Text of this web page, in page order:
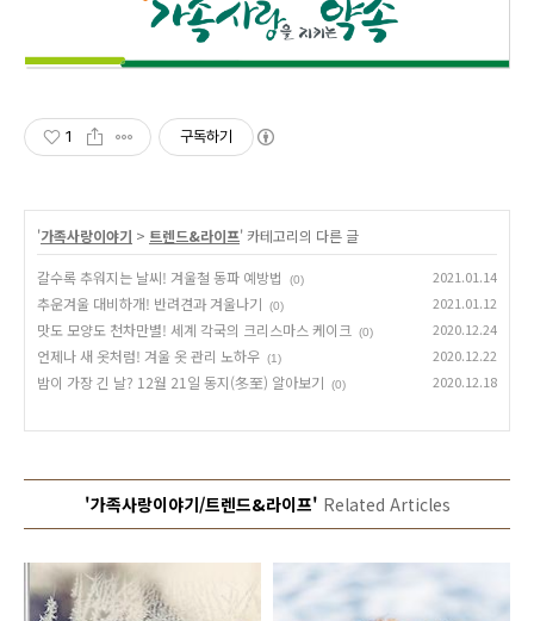
1 구독하기
'가족사랑이야기 > 트렌드&라이프' 카테고리의 다른 글
갈수록 추워지는 날씨! 겨울철 동파 예방법 (0) 2021.01.14
추운겨울 대비하개! 반려견과 겨울나기 (0) 2021.01.12
맛도 모양도 천차만별! 세계 각국의 크리스마스 케이크 (0) 2020.12.24
언제나 새 옷처럼! 겨울 옷 관리 노하우 (1) 2020.12.22
밤이 가장 긴 날? 12월 21일 동지(冬至) 알아보기 (0) 2020.12.18
'가족사랑이야기/트렌드&라이프' Related Articles